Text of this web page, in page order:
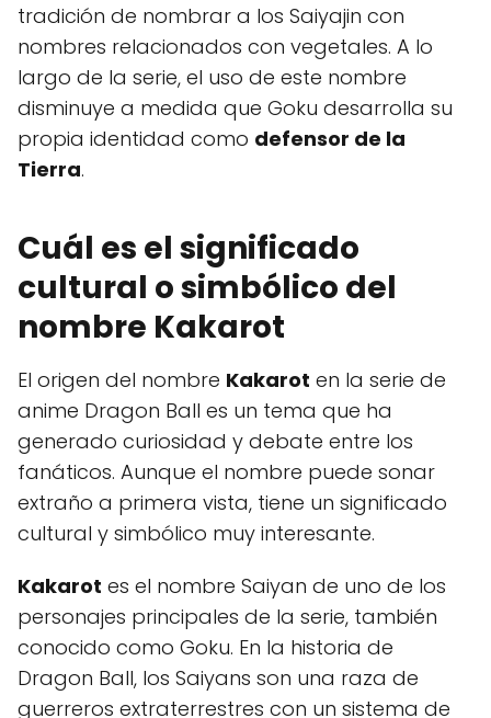
tradición de nombrar a los Saiyajin con
nombres relacionados con vegetales. A lo
largo de la serie, el uso de este nombre
disminuye a medida que Goku desarrolla su
propia identidad como defensor de la
Tierra.
Cuál es el significado
cultural o simbólico del
nombre Kakarot
El origen del nombre Kakarot en la serie de
anime Dragon Ball es un tema que ha
generado curiosidad y debate entre los
fanáticos. Aunque el nombre puede sonar
extraño a primera vista, tiene un significado
cultural y simbólico muy interesante.
Kakarot es el nombre Saiyan de uno de los
personajes principales de la serie, también
conocido como Goku. En la historia de
Dragon Ball, los Saiyans son una raza de
guerreros extraterrestres con un sistema de